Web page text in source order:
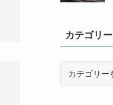
カテゴリー